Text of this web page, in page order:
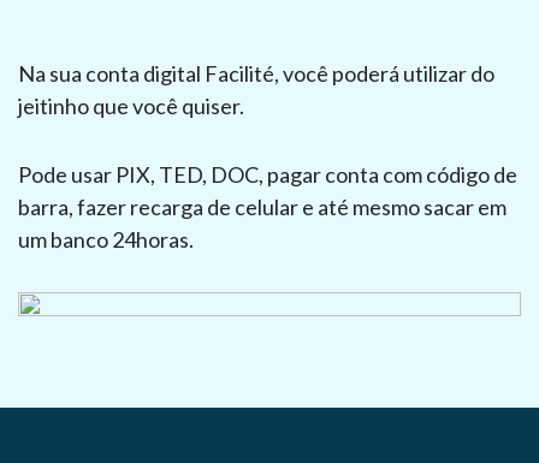
Na sua conta digital Facilité, você poderá utilizar do
jeitinho que você quiser.
Pode usar PIX, TED, DOC, pagar conta com código de
barra, fazer recarga de celular e até mesmo sacar em
um banco 24horas.